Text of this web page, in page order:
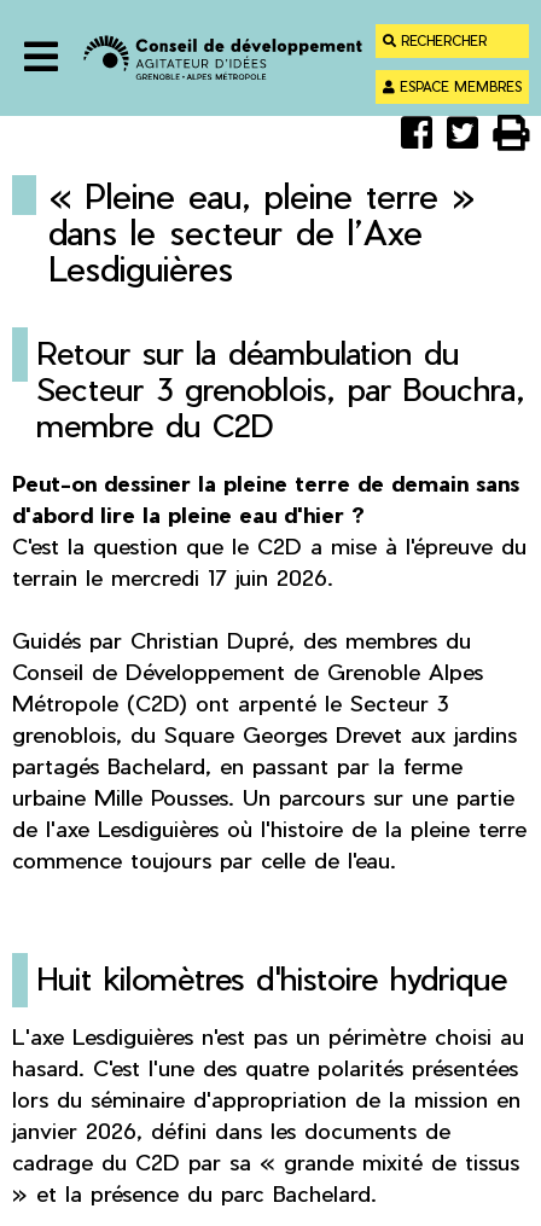
Recherche
RECHERCHER
ESPACE MEMBRES
Partager
sur

sur
 
« Pleine eau, pleine terre »
dans le secteur de l’Axe
Lesdiguières
Retour sur la déambulation du
Secteur 3 grenoblois, par Bouchra,
membre du C2D
Peut-on dessiner la pleine terre de demain sans
d'abord lire la pleine eau d'hier ?
C'est la question que le C2D a mise à l'épreuve du
terrain le mercredi 17 juin 2026.
Guidés par Christian Dupré, des membres du
Conseil de Développement de Grenoble Alpes
Métropole (C2D) ont arpenté le Secteur 3
grenoblois, du Square Georges Drevet aux jardins
partagés Bachelard, en passant par la ferme
urbaine Mille Pousses. Un parcours sur une partie
de l'axe Lesdiguières où l'histoire de la pleine terre
commence toujours par celle de l'eau.
Huit kilomètres d'histoire hydrique
L'axe Lesdiguières n'est pas un périmètre choisi au
hasard. C'est l'une des quatre polarités présentées
lors du séminaire d'appropriation de la mission en
janvier 2026, défini dans les documents de
cadrage du C2D par sa « grande mixité de tissus
» et la présence du parc Bachelard.